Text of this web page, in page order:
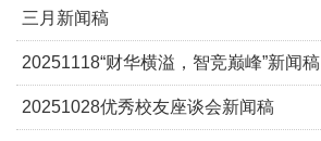
三月新闻稿
20251118“财华横溢，智竞巅峰”新闻稿
20251028优秀校友座谈会新闻稿